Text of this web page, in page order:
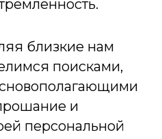
близкие нам
поисками,
и
персональной